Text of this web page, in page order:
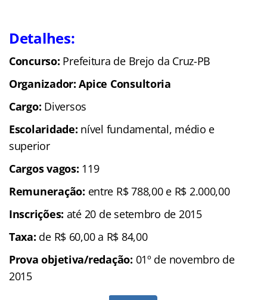
Detalhes:
Concurso: Prefeitura de Brejo da Cruz-PB
Organizador: Apice Consultoria
Cargo: Diversos
Escolaridade: nível fundamental, médio e
superior
Cargos vagos: 119
Remuneração: entre R$ 788,00 e R$ 2.000,00
Inscrições: até 20 de setembro de 2015
Taxa: de R$ 60,00 a R$ 84,00
Prova objetiva/redação: 01º de novembro de
2015